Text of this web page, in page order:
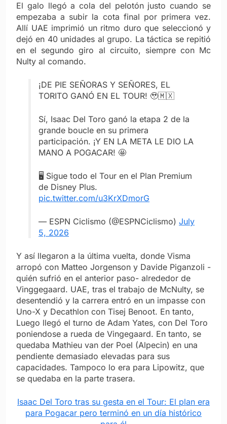
El galo llegó a cola del pelotón justo cuando se
empezaba a subir la cota final por primera vez.
Allí UAE imprimió un ritmo duro que seleccionó y
dejó en 40 unidades al grupo. La táctica se repitió
en el segundo giro al circuito, siempre con Mc
Nulty al comando.
¡DE PIE SEÑORAS Y SEÑORES, EL
TORITO GANÓ EN EL TOUR! 🥹🇲🇽
Sí, Isaac Del Toro ganó la etapa 2 de la
grande boucle en su primera
participación. ¡Y EN LA META LE DIO LA
MANO A POGACAR! 🤩
🖥️ Sigue todo el Tour en el Plan Premium
de Disney Plus.
pic.twitter.com/u3KrXDmorG
— ESPN Ciclismo (@ESPNCiclismo) July
5, 2026
Y así llegaron a la última vuelta, donde Visma
arropó con Matteo Jorgenson y Davide Piganzoli -
quién sufrió en el anterior paso- alrededor de
Vinggegaard. UAE, tras el trabajo de McNulty, se
desentendió y la carrera entró en un impasse con
Uno-X y Decathlon con Tisej Benoot. En tanto,
Luego llegó el turno de Adam Yates, con Del Toro
poniendose a rueda de Vingegaard. En tanto, se
quedaba Mathieu van der Poel (Alpecin) en una
pendiente demasiado elevadas para sus
capacidades. Tampoco lo era para Lipowitz, que
se quedaba en la parte trasera.
Isaac Del Toro tras su gesta en el Tour: El plan era
para Pogacar pero terminó en un día histórico